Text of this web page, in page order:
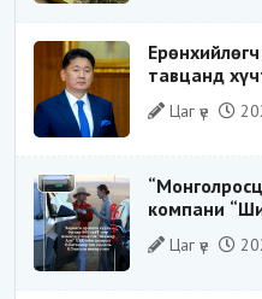
тавцанд
шударга
тогтолцооны
Цаг үе
компани
Гүйцэтгэх
О.Баттөмөрт
Цаг үе